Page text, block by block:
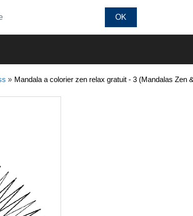
» Mandala a colorier zen relax gratuit - 3 (Mandalas Zen